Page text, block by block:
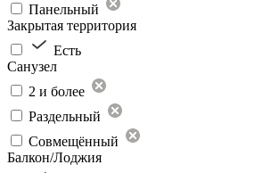
Панельный
Закрытая территория
Есть
Санузел
2 и более
Раздельный
Совмещённый
Балкон/Лоджия